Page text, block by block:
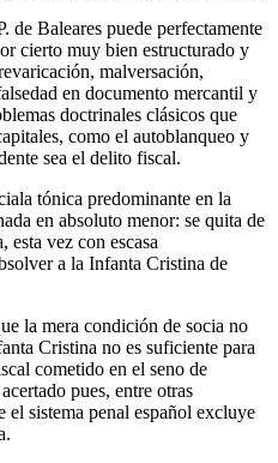
de Baleares puede perfectamente
cierto muy bien estructurado y
malversación,
en documento mercantil y
doctrinales clásicos que
como el autoblanqueo y
sea el delito fiscal.
tónica predominante en la
en absoluto menor: se quita de
esta vez con escasa
a la Infanta Cristina de
la mera condición de socia no
Cristina no es suficiente para
cometido en el seno de
pues, entre otras
el sistema penal español excluye